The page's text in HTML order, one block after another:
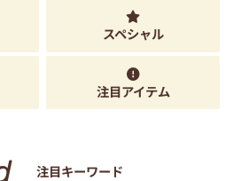
スペシャル
注目アイテム
注目キーワード